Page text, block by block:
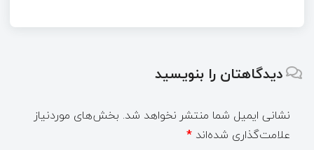
دیدگاهتان را بنویسید
نشانی ایمیل شما منتشر نخواهد شد. بخش‌های موردنیاز
علامت‌گذاری شده‌اند *